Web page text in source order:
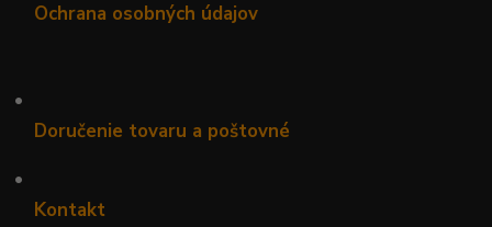
Ochrana osobných údajov
•
Doručenie tovaru a poštovné
•
Kontakt